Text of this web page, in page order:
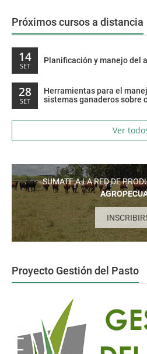
Próximos cursos a distancia
14
SET
Planificación y manejo del
28
SET
Herramientas para el
sistemas ganaderos sobre
Ver
SUMATE A LA RED DE
Proyecto Gestión del Pasto